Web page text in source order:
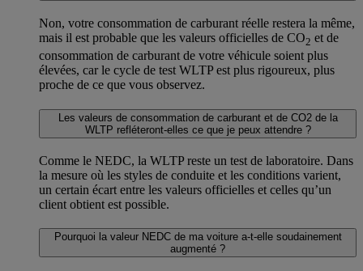
Non, votre consommation de carburant réelle restera la même,
mais il est probable que les valeurs officielles de CO2 et de
consommation de carburant de votre véhicule soient plus
élevées, car le cycle de test WLTP est plus rigoureux, plus
proche de ce que vous observez.
Les valeurs de consommation de carburant et de CO2 de la
WLTP refléteront-elles ce que je peux attendre ?
Comme le NEDC, la WLTP reste un test de laboratoire. Dans
la mesure où les styles de conduite et les conditions varient,
un certain écart entre les valeurs officielles et celles qu’un
client obtient est possible.
Pourquoi la valeur NEDC de ma voiture a-t-elle soudainement
augmenté ?